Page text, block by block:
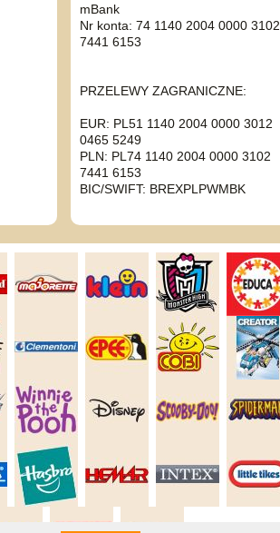
mBank
Nr konta: 74 1140 2004 0000 3102
7441 6153
PRZELEWY ZAGRANICZNE:
EUR: PL51 1140 2004 0000 3012
0465 5249
PLN: PL74 1140 2004 0000 3102
7441 6153
BIC/SWIFT: BREXPLPWMBK